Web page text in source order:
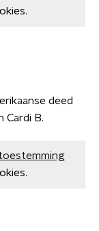
deed
Cardi B.